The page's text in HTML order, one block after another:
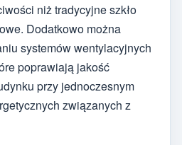
niż tradycyjne szkło
Dodatkowo można
systemów wentylacyjnych
poprawiają jakość
przy jednoczesnym
związanych z